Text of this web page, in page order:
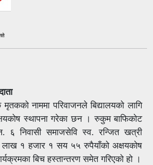
नाममा परिवाजनले बिद्यालयको लागि
स्थापना गरेका छन । रुकुम बाफिकोट
६ निवासी समाजसेवि स्व. रन्जित खत्री
लाख १ हजार १ सय ५५ रुपैयाँको अक्षयकोष
बिच हस्तान्तरण समेत गरिएको हो ।